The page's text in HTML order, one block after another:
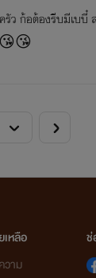
ว ก้อต้องรีบมีเบบี๋
หลือ
วาม